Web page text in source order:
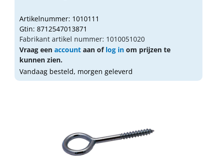
Artikelnummer: 1010111
Gtin: 8712547013871
Fabrikant artikel nummer: 1010051020
Vraag een account aan of log in om prijzen te
kunnen zien.
Vandaag besteld, morgen geleverd